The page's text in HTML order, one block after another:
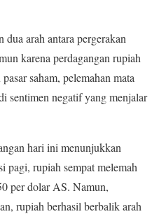
dua arah antara pergerakan
karena perdagangan rupiah
saham, pelemahan mata
sentimen negatif yang menjalar
hari ini menunjukkan
pagi, rupiah sempat melemah
per dolar AS. Namun,
rupiah berhasil berbalik arah